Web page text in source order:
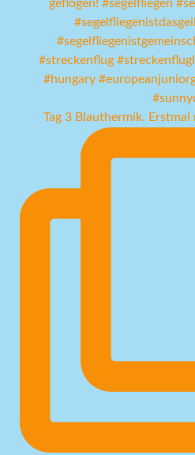
Tag 3 Blauthermik.